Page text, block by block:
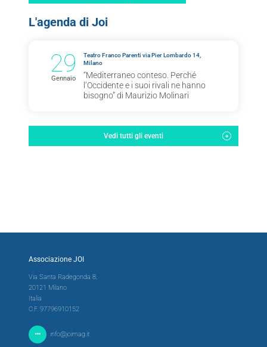
L'agenda di Joi
29
Gennaio
Teatro Franco Parenti via Pier Lombardo 14,
Milano
“Mediterraneo conteso. Perché
l’Occidente e i suoi rivali ne hanno
bisogno” di Maurizio Molinari
Vedi tutti gli eventi
Associazione JOI
Via Santa Radegonda 8,
20121 Milano
Italia
C.F. 97796910152
info@joimag.it